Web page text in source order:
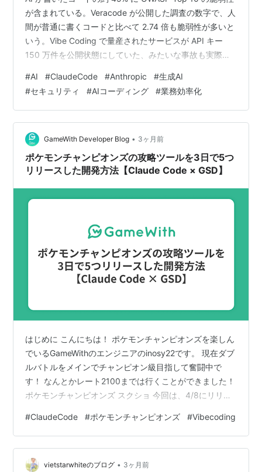
が含まれている。Veracode が公開した調査の数字で、人
間が普通に書くコードと比べて 2.74 倍も脆弱性が多いと
いう。Vibe Coding で量産されたサービスが API キー
150 万件を公開状態にしていた、みたいな事故も実際に
生成スピードの裏でこの不安はずっと付きまとっていた
はず。 そこに Anthropic が、Claude Code 向けの
security-guidance プラグインを出してきた。やることは
シンプルで、Claude が書いた…
#AI #ClaudeCode #Anthropic #生成AI
#セキュリティ #AIコーディング #業務効率化
GameWith Developer Blog • 3ヶ月前
ポケモンチャンピオンズの攻略ツールを3日で5つ
リリースした開発方法【Claude Code × GSD】
はじめに こんにちは！ ポケモンチャンピオンズを楽しん
でいるGameWithのエンジニアのinosy22です。 現在ダブ
ルバトルをメインでチャンピオン級目指して奮闘中で
す！ なんとかレート2100までは行くことができました！
ポケモンチャンピオンズ スクショ 今回は、4/8にリリー
スに合わせて、攻略ツール5つを初期リリースした話をし
たいと思います。 昨今のAIエージェントの進化のおかげ
もあって、2.5人日(20時間)ほどの開発時間で実現するこ
とができました！ 仕様をよくわかっている状態の
#ClaudeCode #ポケモンチャンピオンズ #Vibecoding
vietstarwhiteのブログ • 3ヶ月前